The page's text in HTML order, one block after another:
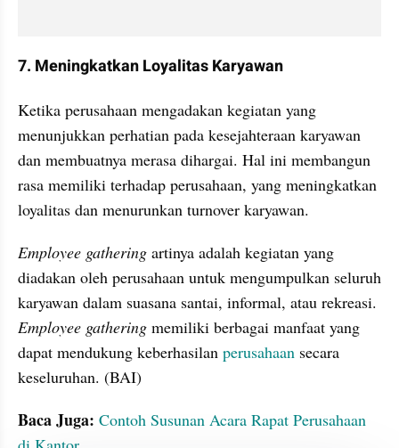
7. Meningkatkan Loyalitas Karyawan
Ketika perusahaan mengadakan kegiatan yang
menunjukkan perhatian pada kesejahteraan karyawan
dan membuatnya merasa dihargai. Hal ini membangun
rasa memiliki terhadap perusahaan, yang meningkatkan
loyalitas dan menurunkan turnover karyawan.
Employee gathering artinya adalah kegiatan yang
diadakan oleh perusahaan untuk mengumpulkan seluruh
Employee gathering memiliki berbagai manfaat yang
dapat mendukung keberhasilan perusahaan secara
keseluruhan. (BAI)
Baca Juga: Contoh Susunan Acara Rapat Perusahaan